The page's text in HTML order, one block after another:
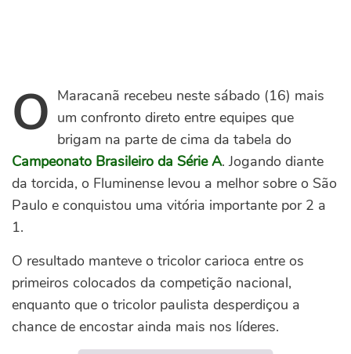
O Maracanã recebeu neste sábado (16) mais
um confronto direto entre equipes que
brigam na parte de cima da tabela do
Campeonato Brasileiro da Série A. Jogando diante
da torcida, o Fluminense levou a melhor sobre o São
Paulo e conquistou uma vitória importante por 2 a
1.
O resultado manteve o tricolor carioca entre os
primeiros colocados da competição nacional,
enquanto que o tricolor paulista desperdiçou a
chance de encostar ainda mais nos líderes.